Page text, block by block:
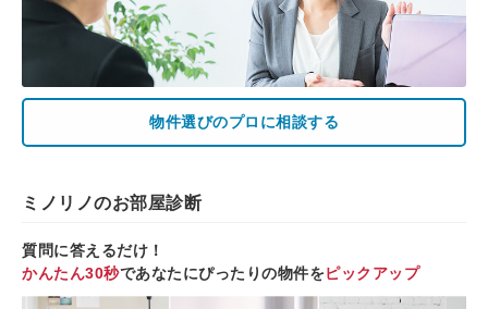
物件選びのプロに相談する
ミノリノのお部屋診断
質問に答えるだけ！
かんたん30秒であなたにぴったりの物件をピックアップ